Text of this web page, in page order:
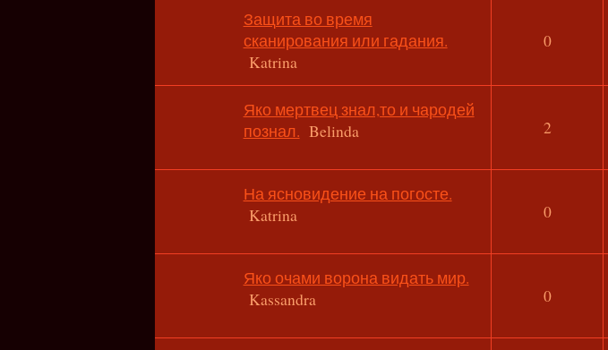
Защита во время
сканирования или гадания.
Katrina
0
Яко мертвец знал,то и чародей
познал. Belinda 2
На ясновидение на погосте.
Katrina
0
Яко очами ворона видать мир.
Kassandra
0